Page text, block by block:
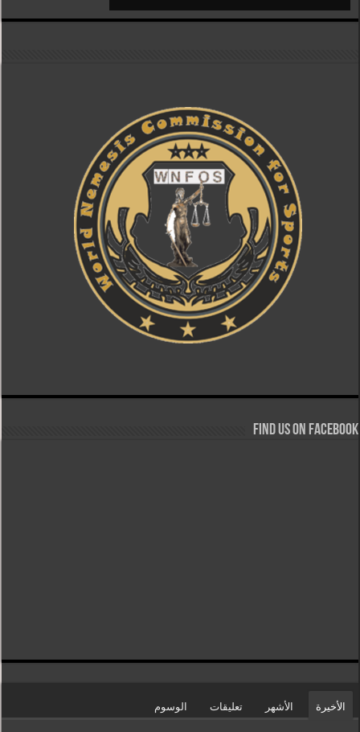
Find us on Facebook
الأخيرة الأشهر تعليقات الوسوم